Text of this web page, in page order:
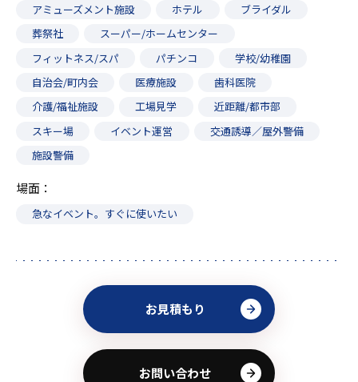
アミューズメント施設
ホテル
ブライダル
葬祭社
スーパー/ホームセンター
フィットネス/スパ
パチンコ
学校/幼稚園
自治会/町内会
医療施設
歯科医院
介護/福祉施設
工場見学
近距離/都市部
スキー場
イベント運営
交通誘導／屋外警備
施設警備
場面
急なイベント。すぐに使いたい
お見積もり
お問い合わせ